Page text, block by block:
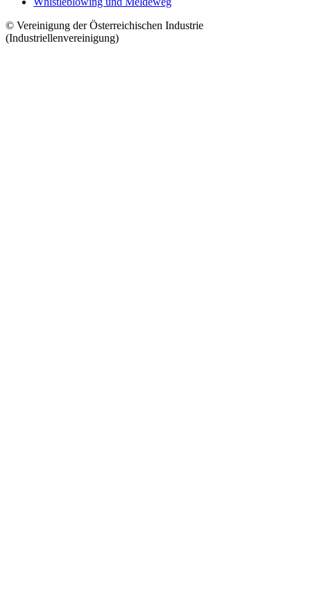
© Vereinigung der Österreichischen Industrie
(Industriellenvereinigung)